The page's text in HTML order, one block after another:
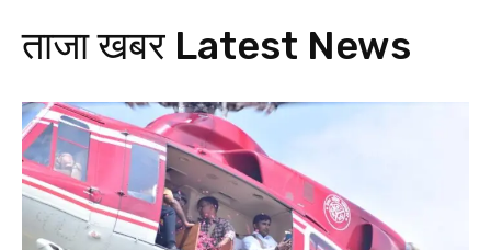
ताजा खबर Latest News